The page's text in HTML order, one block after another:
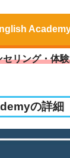
リング・体
の詳細